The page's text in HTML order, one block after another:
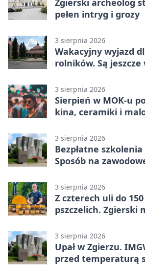
pełen intryg i grozy
3 sierpnia 2026
Wakacyjny wyjazd
rolników. Są
3 sierpnia 2026
Sierpień w MOK-u
kina, ceramiki i
3 sierpnia 2026
Bezpłatne
Sposób na
3 sierpnia 2026
Z czterech uli do
pszczelich. Zgierski
3 sierpnia 2026
Upał w Zgierzu.
przed temperaturą